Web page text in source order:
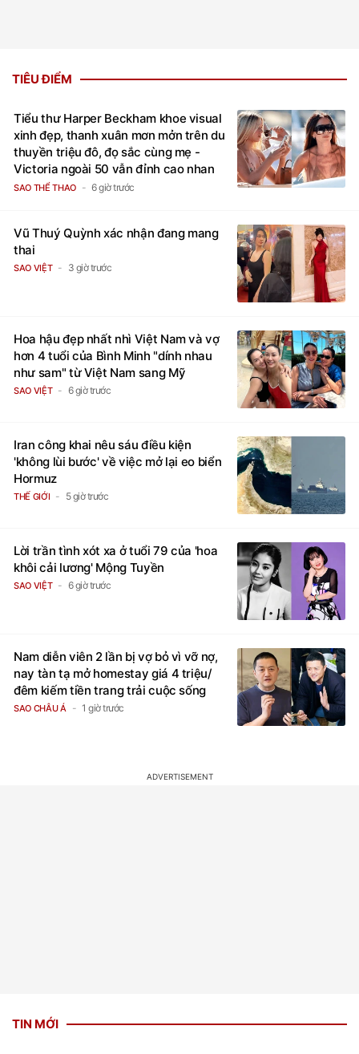
TIÊU ĐIỂM
Tiểu thư Harper Beckham khoe visual
xinh đẹp, thanh xuân mơn mởn trên du
thuyền triệu đô, đọ sắc cùng mẹ -
Victoria ngoài 50 vẫn đỉnh cao nhan
sắc
SAO THỂ THAO 6 giờ trước
Vũ Thuý Quỳnh xác nhận đang mang
thai
SAO VIỆT 3 giờ trước
Hoa hậu đẹp nhất nhì Việt Nam và vợ
hơn 4 tuổi của Bình Minh "dính nhau
như sam" từ Việt Nam sang Mỹ
SAO VIỆT 6 giờ trước
Iran công khai nêu sáu điều kiện
'không lùi bước' về việc mở lại eo biển
Hormuz
THẾ GIỚI 5 giờ trước
Lời trần tình xót xa ở tuổi 79 của 'hoa
khôi cải lương' Mộng Tuyền
SAO VIỆT 6 giờ trước
Nam diễn viên 2 lần bị vợ bỏ vì vỡ nợ,
nay tàn tạ mở homestay giá 4 triệu/
đêm kiếm tiền trang trải cuộc sống
SAO CHÂU Á 1 giờ trước
TIN MỚI